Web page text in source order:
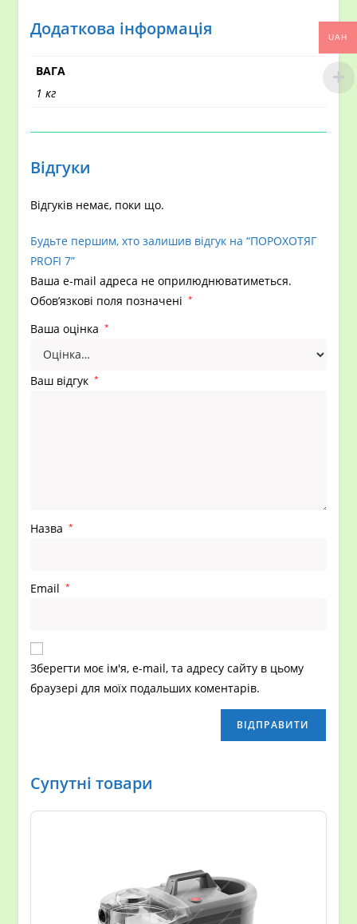
Додаткова інформація
ВАГА
1 кг
Відгуки
Відгуків немає, поки що.
Будьте першим, хто залишив відгук на “ПОРОХОТЯГ
PROFI 7”
Ваша e-mail адреса не оприлюднюватиметься.
Обов’язкові поля позначені
*
Ваша оцінка *
Ваш відгук *
Назва *
Email *
Зберегти моє ім'я, e-mail, та адресу сайту в цьому
браузері для моїх подальших коментарів.
Супутні товари
UAH